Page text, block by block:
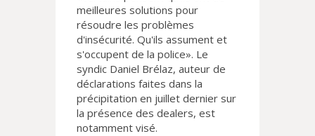
meilleures solutions pour
résoudre les problèmes
d'insécurité. Qu'ils assument et
s'occupent de la police». Le
syndic Daniel Brélaz, auteur de
déclarations faites dans la
précipitation en juillet dernier sur
la présence des dealers, est
notamment visé.